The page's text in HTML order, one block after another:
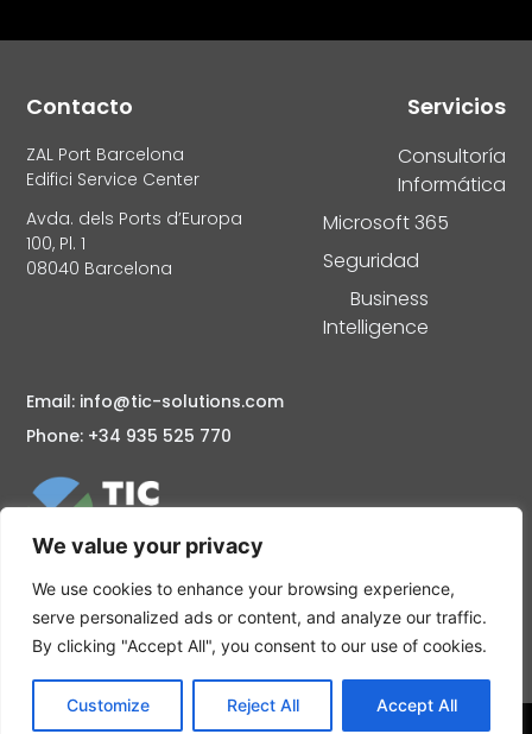
We value your privacy
We use cookies to enhance your browsing experience,
serve personalized ads or content, and analyze our traffic.
By clicking "Accept All", you consent to our use of cookies.
Customize Reject All Accept All
Email: info@tic-solutions.com
Phone: +34 935 525 770
Consultoría informática en Barcelona Mantenimiento y
Soporte informático Servidores Cloud, Seguridad
informática Partner Microsoft Barcelona: Microsoft
Azure, Microsoft 365
Servicios
Consultoría
Informática
Microsoft 365
Seguridad
Business
Intelligence
Contacto
ZAL Port Barcelona
Edifici Service Center
Avda. dels Ports d’Europa
100, Pl. 1
08040 Barcelona